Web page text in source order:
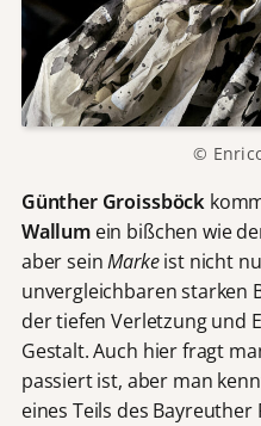
©
Günther Groissböck
Wallumein bißchen wie
aber seinMarkeist nicht
unvergleichbaren starken
der tiefen Verletzung und
Gestalt. Auch hier fragt
passiert ist, aber man
eines Teils des